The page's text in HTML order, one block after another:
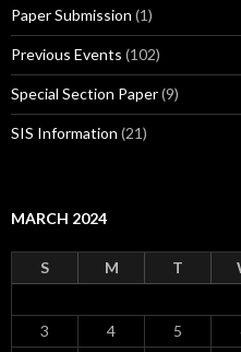
Paper Submission (1)
Previous Events (102)
Special Section Paper(9)
SIS Information (21)
MARCH 2024
S M T
3
4 5